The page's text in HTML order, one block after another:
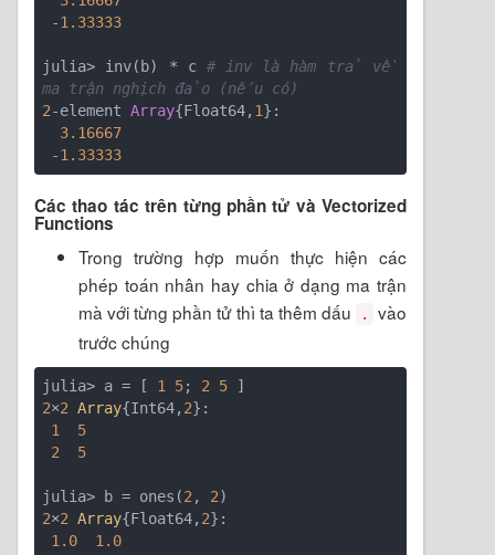
-1.33333
julia> inv(b) * c # inv là hàm trả về
ma trận nghịch đảo (nếu có)
2-element Array{Float64, 1}:
3.16667
-1.33333
Các thao tác trên từng phần tử và Vectorized
Functions
Trong trường hợp muốn thực hiện các
phép toán nhân hay chia ở dạng ma trận
mà với từng phần tử thì ta thêm dấu
.
vào
trước chúng
julia> a = [ 1 5; 2 5
2×2 Array{Int64, 2}:
1
5
2
5
julia> b = ones(2 , 2
2×2 Array{Float64, 2}:
1.0
1.0